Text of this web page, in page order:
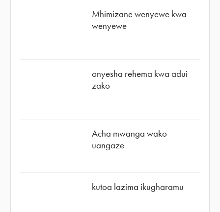
Mhimizane wenyewe kwa
wenyewe
onyesha rehema kwa adui
zako
Acha mwanga wako
uangaze
kutoa lazima ikugharamu